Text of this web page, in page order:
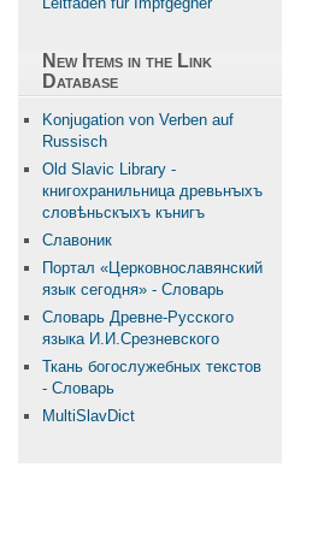
New Items in the Link
Database
Konjugation von Verben auf
Russisch
Old Slavic Library -
книгохранильница древьнꙑхъ
словѣньскꙑхъ кънигъ
Славоник
Портал «Церковнославянский
язык сегодня» - Словарь
Словарь Древне-Русского
языка И.И.Срезневского
Ткань бого­служебных текстов
- Словарь
MultiSlavDict